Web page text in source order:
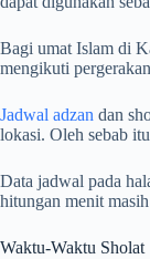
Bagi umat Islam di
mengikuti
Jadwal adzan dan
lokasi. Oleh sebab
Data jadwal pada
hitungan menit
Waktu-Waktu Sholat